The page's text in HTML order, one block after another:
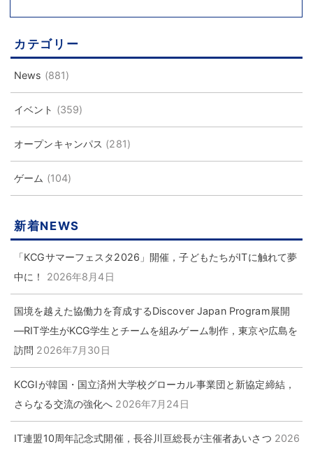
カテゴリー
News (881)
イベント (359)
オープンキャンパス (281)
ゲーム (104)
新着NEWS
「KCGサマーフェスタ2026」開催，子どもたちがITに触れて夢
中に！
2026年8月4日
国境を越えた協働力を育成するDiscover Japan Program展開
―RIT学生がKCG学生とチームを組みゲーム制作，東京や広島を
訪問 2026年7月30日
KCGIが韓国・国立済州大学校グローカル事業団と新協定締結，
さらなる交流の強化へ 2026年7月24日
IT連盟10周年記念式開催，長谷川亘総長が主催者あいさつ 2026